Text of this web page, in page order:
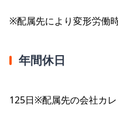
※配属先により変形労働
年間休日
125日※配属先の会社カ